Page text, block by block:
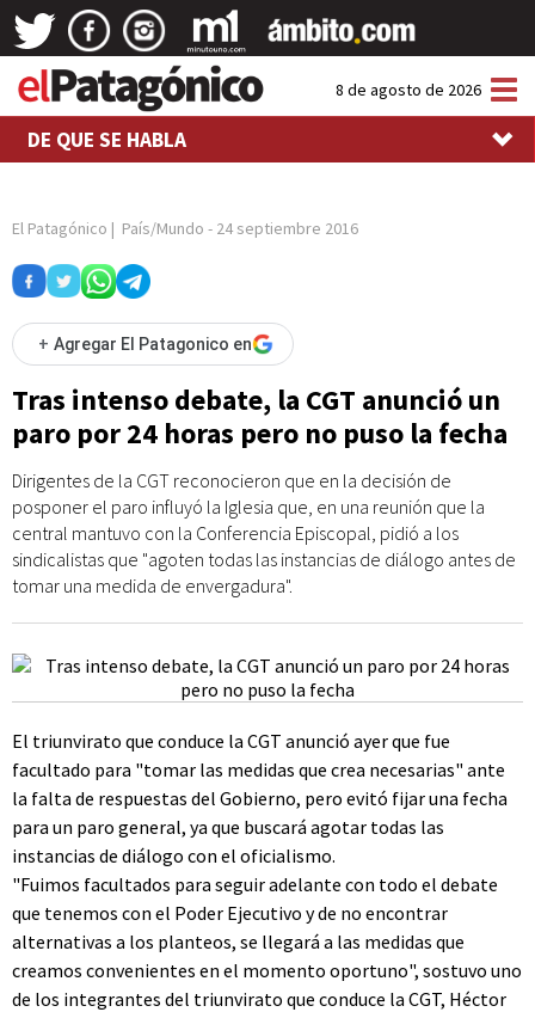
8 de agosto de 2026
DE QUE SE HABLA
El Patagónico | País/Mundo - 24 septiembre 2016
+ Agregar El Patagonico en
Tras intenso debate, la CGT anunció un
paro por 24 horas pero no puso la fecha
Dirigentes de la CGT reconocieron que en la decisión de
posponer el paro influyó la Iglesia que, en una reunión que la
central mantuvo con la Conferencia Episcopal, pidió a los
sindicalistas que "agoten todas las instancias de diálogo antes de
tomar una medida de envergadura".
El triunvirato que conduce la CGT anunció ayer que fue
facultado para "tomar las medidas que crea necesarias" ante
la falta de respuestas del Gobierno, pero evitó fijar una fecha
para un paro general, ya que buscará agotar todas las
instancias de diálogo con el oficialismo.
"Fuimos facultados para seguir adelante con todo el debate
que tenemos con el Poder Ejecutivo y de no encontrar
alternativas a los planteos, se llegará a las medidas que
creamos convenientes en el momento oportuno", sostuvo uno
de los integrantes del triunvirato que conduce la CGT, Héctor